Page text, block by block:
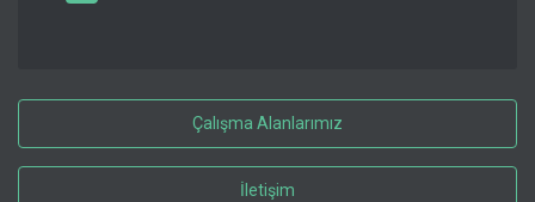
Çalışma Alanlarımız
İletişim